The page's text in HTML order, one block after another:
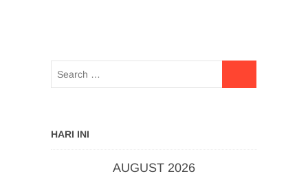
HARI INI
AUGUST 2026